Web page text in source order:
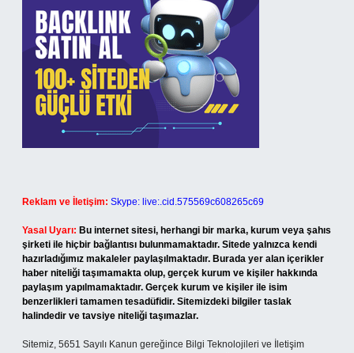
Reklam ve İletişim: Skype: live:.cid.575569c608265c69
Yasal Uyarı: Bu internet sitesi, herhangi bir marka, kurum veya şahıs
şirketi ile hiçbir bağlantısı bulunmamaktadır. Sitede yalnızca kendi
hazırladığımız makaleler paylaşılmaktadır. Burada yer alan içerikler
haber niteliği taşımamakta olup, gerçek kurum ve kişiler hakkında
paylaşım yapılmamaktadır. Gerçek kurum ve kişiler ile isim
benzerlikleri tamamen tesadüfidir. Sitemizdeki bilgiler taslak
halindedir ve tavsiye niteliği taşımazlar.
Sitemiz, 5651 Sayılı Kanun gereğince Bilgi Teknolojileri ve İletişim